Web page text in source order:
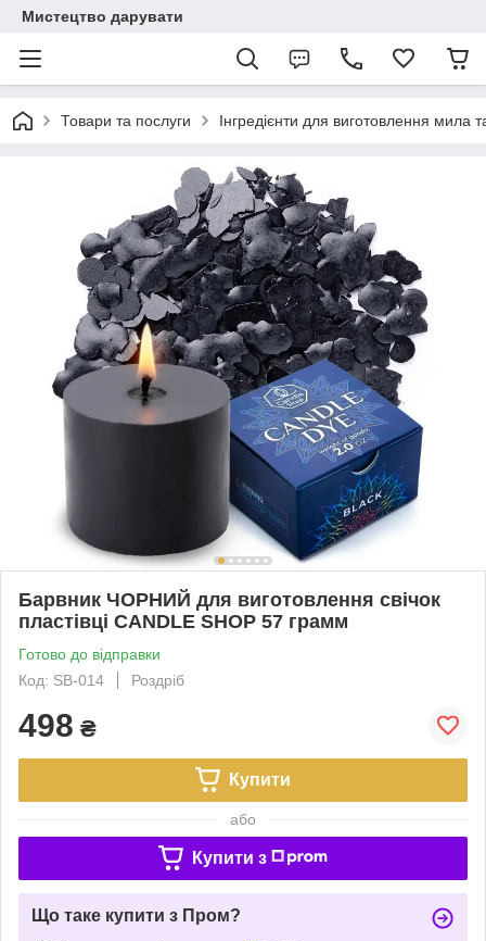
Мистецтво дарувати
Товари та послуги Інгредієнти для виготовлення мила
Барвник ЧОРНИЙ для виготовлення свічок
пластівці CANDLE SHOP 57 грамм
Готово до відправки
Код: SB-014
Роздріб
498 ₴
Купити
або
Купити з
Що таке купити з Пром?